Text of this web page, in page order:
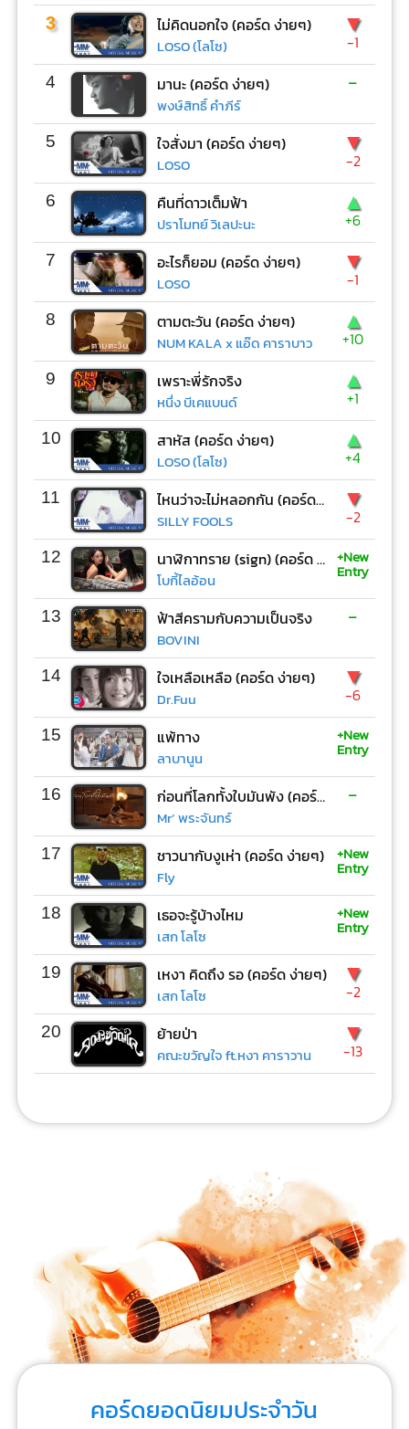
3 ไม่คิดนอกใจ (คอร์ด ง่ายๆ)
LOSO (โลโซ)
▼
-1
4 มานะ (คอร์ด ง่ายๆ)
พงษ์สิทธิ์ คำภีร์
-
5 ใจสั่งมา (คอร์ด ง่ายๆ)
LOSO
▼
-2
6 คืนที่ดาวเต็มฟ้า
ปราโมทย์ วิเลปะนะ
▲
+6
7 อะไรก็ยอม (คอร์ด ง่ายๆ)
LOSO
▼
-1
8 ตามตะวัน (คอร์ด ง่ายๆ)
NUM KALA x แอ๊ด คาราบาว
▲
+10
9 เพราะพี่รักจริง
หนึ่ง บีเคแบนด์
▲
+1
10 สาหัส (คอร์ด ง่ายๆ)
LOSO (โลโซ)
▲
+4
11 ไหนว่าจะไม่หลอกกัน (คอร์ด ง่ายๆ)
SILLY FOOLS
▼
-2
12 นาฬิกาทราย (sign) (คอร์ด ง่ายๆ)
โบกี้ไลอ้อน
+New
Entry
13 ฟ้าสีครามกับความเป็นจริง
BOVINI
-
14 ใจเหลือเหลือ (คอร์ด ง่ายๆ)
Dr.Fuu
▼
-6
15 แพ้ทาง
ลาบานูน
+New
Entry
16 ก่อนที่โลกทั้งใบมันพัง (คอร์ด ง่ายๆ)
Mr’ พระจันทร์
-
17 ชาวนากับงูเห่า (คอร์ด ง่ายๆ)
Fly
+New
Entry
18 เธอจะรู้บ้างไหม
เสก โลโซ
+New
Entry
19 เหงา คิดถึง รอ (คอร์ด ง่ายๆ)
เสก โลโซ
▼
-2
20 ย้ายป่า
คณะขวัญใจ ft.หงา คาราวาน
▼
-13
คอร์ดยอดนิยมประจำวัน